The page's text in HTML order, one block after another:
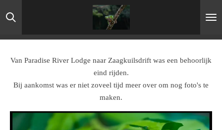
Ga
direct
hoofdinhoud
Van Paradise River Lodge naar Zaagkuilsdrift was een behoorlijk
eind rijden.
Bij aankomst was er niet zoveel tijd meer over om nog foto's te
maken.